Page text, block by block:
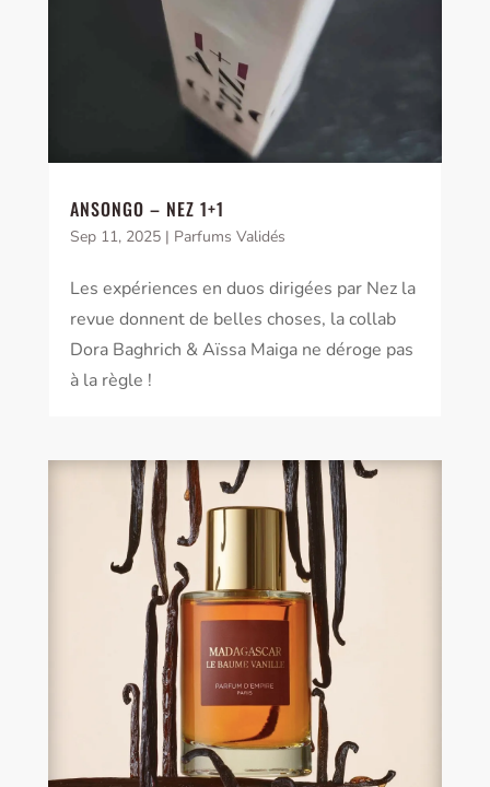
ANSONGO – NEZ 1+1
Sep 11, 2025| Parfums Validés
Les expériences en duos dirigées par Nez la
revue donnent de belles choses, la collab
Dora Baghrich & Aïssa Maiga ne déroge pas
à la règle !